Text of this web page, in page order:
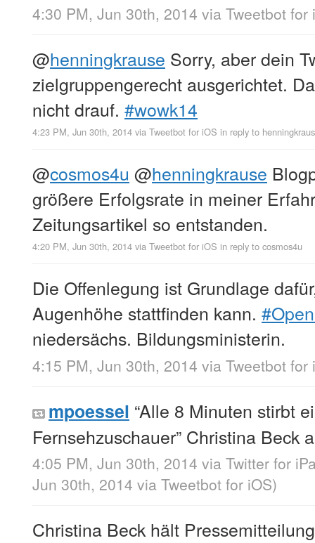
4:30 PM, Jun 30th, 2014 via Tweetbot for
@henningkrause Sorry, aber dein
zielgruppengerecht ausgerichtet.
nicht drauf. #wowk14
4:23 PM, Jun 30th, 2014 via Tweetbot for iΟS in reply to
@cosmos4u @henningkrause
größere Erfolgsrate in meiner
Zeitungsartikel so entstanden.
4:20 PM, Jun 30th, 2014 via Tweetbot for iΟS in reply to cosmos4u
Die Offenlegung ist Grundlage
Augenhöhe stattfinden kann.
niedersächs. Bildungsministerin.
4:15 PM, Jun 30th, 2014 via Tweetbot for
mpoessel “Alle 8 Minuten stirbt
Fernsehzuschauer” Christina Beck
4:05 PM, Jun 30th, 2014 via Twitter for
Jun 30th, 2014 via Tweetbot for iΟS)
Christina Beck hält